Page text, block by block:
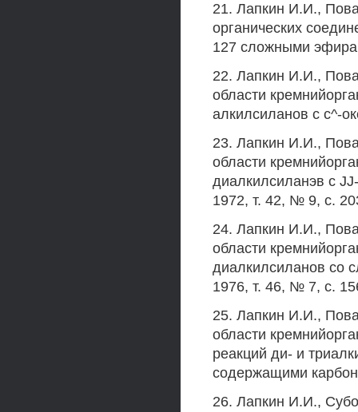
21. Лапкин И.И.,
органических
127 сложными
22. Лапкин И.И.,
области
алкилсиланов с с^-
23. Лапкин И.И.,
области
диалкилсиланэв с
1972, т. 42, № 9, с.
24. Лапкин И.И.,
области
диалкилсиланов со
1976, т. 46, № 7, с.
25. Лапкин И.И.,
области
реакций ди- и
содержащими
26. Лапкин И.И.,